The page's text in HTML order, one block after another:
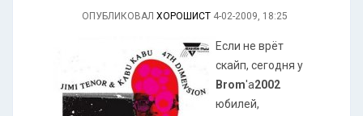
ОПУБЛИКОВАЛ ХОРОШИСТ 4-02-2009, 18:25
Если не врёт
скайп, сегодня у
Brom'a2002
юбилей,